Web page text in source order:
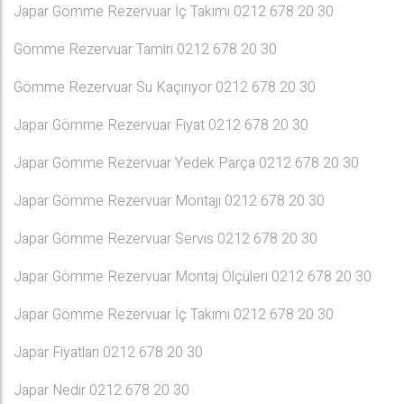
Japar Gömme Rezervuar İç Takımı 0212 678 20 30
Gömme Rezervuar Tamiri 0212 678 20 30
Gömme Rezervuar Su Kaçırıyor 0212 678 20 30
Japar Gömme Rezervuar Fiyat 0212 678 20 30
Japar Gömme Rezervuar Yedek Parça 0212 678 20 30
Japar Gömme Rezervuar Montajı 0212 678 20 30
Japar Gömme Rezervuar Servis 0212 678 20 30
Japar Gömme Rezervuar Montaj Ölçüleri 0212 678 20 30
Japar Gömme Rezervuar İç Takımı 0212 678 20 30
Japar Fiyatları 0212 678 20 30
Japar Nedir 0212 678 20 30